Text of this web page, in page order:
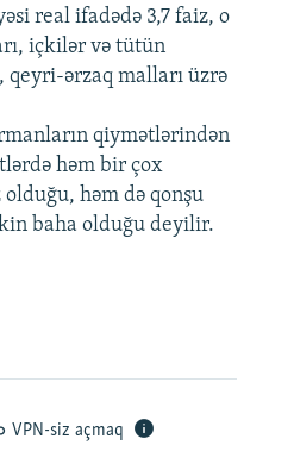
real ifadədə 3,7 faiz, o
içkilər və tütün
qeyri-ərzaq malları üzrə
qiymətlərindən
həm bir çox
həm də qonşu
baha olduğu deyilir.
VPN-siz açmaq